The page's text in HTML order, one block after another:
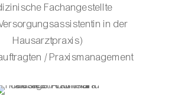
Fachangestellte
in der
Hausarztpraxis)
/ Praxismanagement